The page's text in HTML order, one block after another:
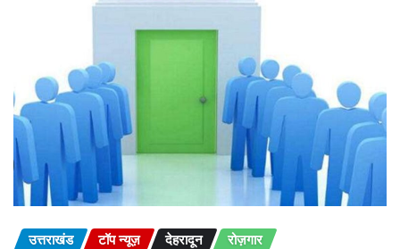
उत्तराखंड टॉप न्यूज़ देहरादून रोज़गार